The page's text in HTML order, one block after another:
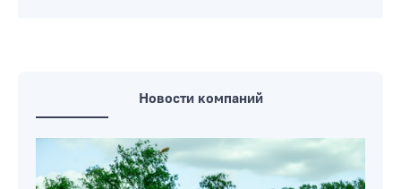
Новости компаний